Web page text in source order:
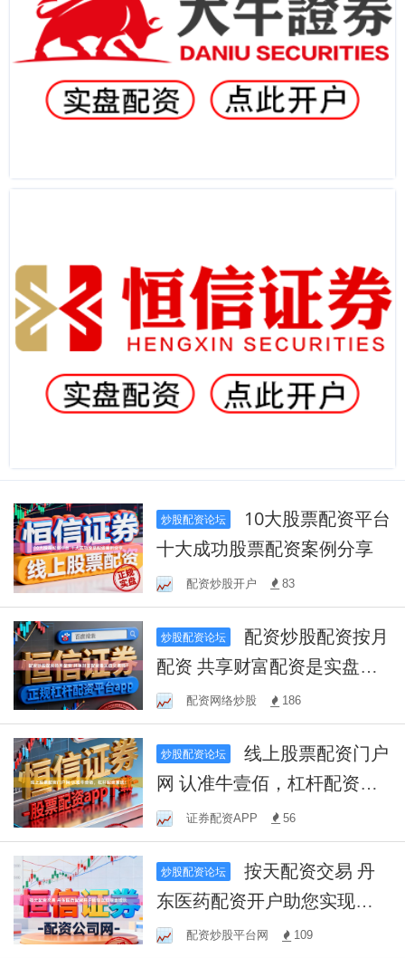
炒股配资论坛
十大成功股票配资案例分享
配资炒股开户 83
炒股配资论坛
配资 共享财富配资是实盘交
易吗？配资网络炒股 186
炒股配资论坛
线上股票配资门户
网 认准牛壹佰，杠杆配资首
选！证券配资APP 56
炒股配资论坛
按天配资交易 丹
东医药配资开户助您实现财
富增长配资炒股平台网 109